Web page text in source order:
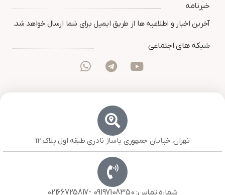
خبرنامه
آخرین اخبار و اطلاعیه ها از طریق ایمیل برای شما ارسال خواهد شد.
شبکه های اجتماعی
تهران، خیابان جمهوری پاساژ نادری طبقه اول پلاک 12
شماره تماس: 09197108350 -02166725817